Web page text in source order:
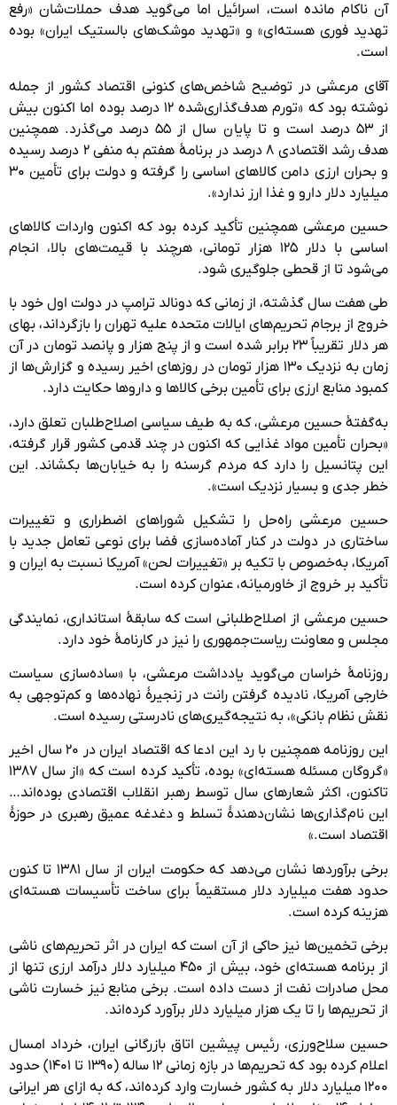
آن ناکام مانده است، اسرائیل اما می‌گوید هدف‌ حملات‌شان «رفع
تهدید فوری هسته‌ای» و «تهدید موشک‌های بالستیک ایران» بوده
است.
آقای مرعشی در توضیح شاخص‌های کنونی اقتصاد کشور از جمله
نوشته بود که «تورم هدف‌گذاری‌شده ۱۲ درصد بوده اما اکنون بیش
از ۵۳ درصد است و تا پایان سال از ۵۵ درصد می‌گذرد. همچنین
هدف رشد اقتصادی ۸ درصد در برنامهٔ هفتم به منفی ۲ درصد رسیده
و بحران ارزی دامن کالاهای اساسی را گرفته و دولت برای تأمین ۳۰
میلیارد دلار دارو و غذا ارز ندارد».
حسین مرعشی همچنین تأکید کرده بود که اکنون واردات کالاهای
اساسی با دلار ۱۲۵ هزار تومانی، هرچند با قیمت‌های بالا، انجام
می‌شود تا از قحطی جلوگیری شود.
طی هفت سال گذشته، از زمانی که دونالد ترامپ در دولت اول خود با
خروج از برجام تحریم‌های ایالات متحده علیه تهران را بازگرداند، بهای
هر دلار تقریباً ۲۳ برابر شده است و از پنج هزار و پانصد تومان در آن
زمان به نزدیک ۱۳۰ هزار تومان در روزهای اخیر رسیده و گزارش‌ها از
کمبود منابع ارزی برای تأمین برخی کالاها و داروها حکایت دارد.
به‌گفتهٔ حسین مرعشی، که به طیف سیاسی اصلاح‌طلبان تعلق دارد،
«بحران تأمین مواد غذایی که اکنون در چند قدمی کشور قرار گرفته،
این پتانسیل را دارد که مردم گرسنه را به خیابان‌ها بکشاند. این
خطر جدی و بسیار نزدیک است».
حسین مرعشی راه‌حل را تشکیل شورا‌های اضطراری و تغییرات
ساختاری در دولت در کنار آماده‌سازی فضا برای نوعی تعامل جدید با
آمریکا، به‌خصوص با تکیه بر «تغییرات لحن» آمریکا نسبت به ایران و
تأکید بر خروج از خاورمیانه، عنوان کرده است.
حسین مرعشی از اصلاح‌طلبانی است که سابقهٔ استانداری، نمایندگی
مجلس و معاونت ریاست‌جمهوری را نیز در کارنامهٔ خود دارد.
روزنامهٔ خراسان می‌گوید یادداشت مرعشی، با «ساده‌سازی سیاست
خارجی آمریکا، نادیده گرفتن رانت در زنجیرهٔ نهاده‌ها و کم‌توجهی به
نقش نظام بانکی»، به نتیجه‌گیری‌های نادرستی رسیده است.
این روزنامه همچنین با رد این ادعا که اقتصاد ایران در ۲۰ سال اخیر
«گروگان مسئله هسته‌ای» بوده، تأکید کرده است که «از سال ۱۳۸۷
تاکنون، اکثر شعار‌های سال توسط رهبر انقلاب اقتصادی بوده‌اند…
این نام‌گذاری‌ها نشان‌دهندهٔ تسلط و دغدغه عمیق رهبری در حوزهٔ
اقتصاد است.»
برخی برآوردها نشان می‌دهد که حکومت ایران از سال ۱۳۸۱ تا کنون
حدود هفت میلیارد دلار مستقیماً برای ساخت تأسیسات هسته‌ای
هزینه کرده است.
برخی تخمین‌ها نیز حاکی از آن است که ایران در اثر تحریم‌های ناشی
از برنامه هسته‌ای خود، بیش از ۴۵۰ میلیارد دلار درآمد ارزی تنها از
محل صادرات نفت از دست داده است. برخی منابع نیز خسارت ناشی
از تحریم‌ها را تا یک هزار میلیارد دلار برآورد کرده‌اند.
حسین سلاح‌ورزی، رئیس پیشین اتاق بازرگانی ایران، خرداد امسال
اعلام کرده بود که تحریم‌ها در بازه زمانی ۱۲ ساله (۱۳۹۰ تا ۱۴۰۱) حدود
۱۲۰۰ میلیارد دلار به کشور خسارت وارد کرده‌اند، که به ازای هر ایرانی